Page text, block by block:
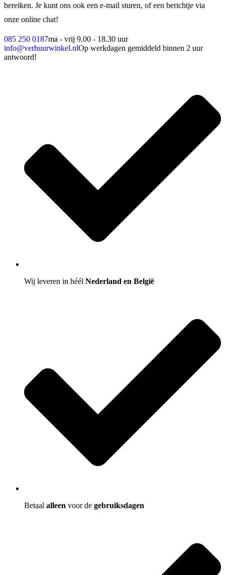
bereiken. Je kunt ons ook een e-mail sturen, of een berichtje via
onze online chat!
085 250 0187ma - vrij 9.00 - 18.30 uur
info@verhuurwinkel.nlOp werkdagen gemiddeld binnen 2 uur
antwoord!
Wij leveren in héél Nederland en België
Betaal alleen voor de gebruiksdagen